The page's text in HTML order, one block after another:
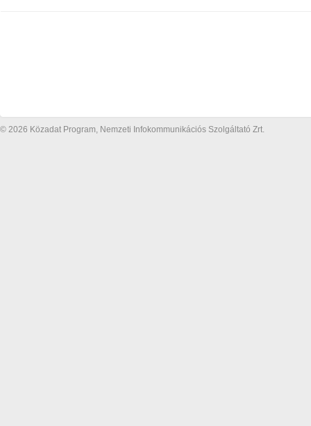
© 2026 Közadat Program, Nemzeti Infokommunikációs Szolgáltató Zrt.